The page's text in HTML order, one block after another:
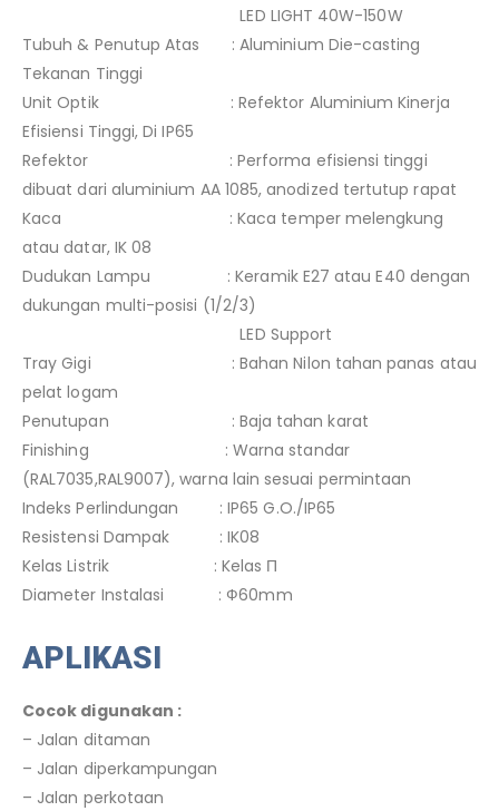
LED LIGHT 40W-150W
Tubuh & Penutup Atas : Aluminium Die-casting
Tekanan Tinggi
Unit Optik : Refektor Aluminium Kinerja
Efisiensi Tinggi, Di IP65
Refektor : Performa efisiensi tinggi
dibuat dari aluminium AA 1085, anodized tertutup rapat
Kaca : Kaca temper melengkung
atau datar, IK 08
Dudukan Lampu : Keramik E27 atau E40 dengan
dukungan multi-posisi (1/2/3)
LED Support
Tray Gigi : Bahan Nilon tahan panas atau
pelat logam
Penutupan : Baja tahan karat
Finishing : Warna standar
(RAL7035,RAL9007), warna lain sesuai permintaan
Indeks Perlindungan : IP65 G.O./IP65
Resistensi Dampak : IK08
Kelas Listrik : Kelas П
Diameter Instalasi : Ф60mm
APLIKASI
Cocok digunakan :
– Jalan ditaman
– Jalan diperkampungan
– Jalan perkotaan